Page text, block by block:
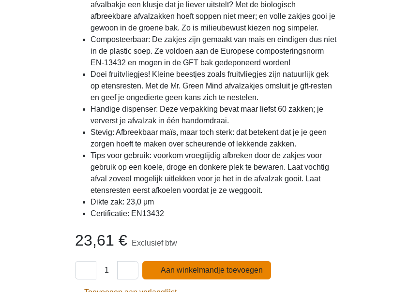
afvalbakje een klusje dat je liever uitstelt? Met de biologisch
afbreekbare afvalzakken hoeft soppen niet meer; en volle zakjes gooi je
gewoon in de groene bak. Zo is milieubewust kiezen nog simpeler.
Composteerbaar: De zakjes zijn gemaakt van maïs en eindigen dus niet
in de plastic soep. Ze voldoen aan de Europese composteringsnorm
EN-13432 en mogen in de GFT bak gedeponeerd worden!
Doei fruitvliegjes! Kleine beestjes zoals fruitvliegjes zijn natuurlijk gek
op etensresten. Met de Mr. Green Mind afvalzakjes omsluit je gft-resten
en geef je ongedierte geen kans zich te nestelen.
Handige dispenser: Deze verpakking bevat maar liefst 60 zakken; je
ververst je afvalzak in één handomdraai.
Stevig: Afbreekbaar maïs, maar toch sterk: dat betekent dat je je geen
zorgen hoeft te maken over scheurende of lekkende zakken.
Tips voor gebruik: voorkom vroegtijdig afbreken door de zakjes voor
gebruik op een koele, droge en donkere plek te bewaren. Laat vochtig
afval zoveel mogelijk uitlekken voor je het in de afvalzak gooit. Laat
etensresten eerst afkoelen voordat je ze weggooit.
Dikte zak: 23,0 μm
Certificatie: EN13432
23,61 € Exclusief btw
Aan winkelmandje toevoegen